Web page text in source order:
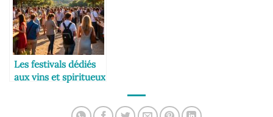
Les festivals dédiés
aux vins et spiritueux